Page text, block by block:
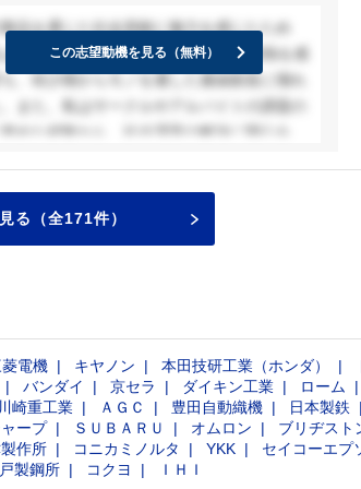
築しながら貴社の価値を伝え、社会インフ
展に貢献したいと考えています。
製品を通じた社会貢献に魅力を感じたため
は、○○会社で働く父のモノ作りへの情熱を感
ち、幼少期からモノを通した価値創造に憧れ
努めた経験から、社会課題の解決に関心を持
で働く兄の姿から、工場の効率化に関心を
た提案営業を通じて社会と貴社に貢献した
この志望動機を見る（無料）
る（全171件）
菱電機 キヤノン 本田技研工業（ホンダ）
バンダイ 京セラ ダイキン工業 ローム
川崎重工業 ＡＧＣ 豊田自動織機 日本製鉄
ープ ＳＵＢＡＲＵ オムロン
ブリヂスト
作所 コニカミノルタ YKK
セイコーエプ
製鋼所 コクヨ ＩＨＩ